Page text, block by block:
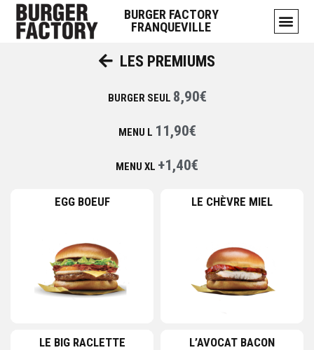
BURGER FACTORY
FRANQUEVILLE
LES PREMIUMS
BURGER SEUL 8,90€
MENU L 11,90€
MENU XL +1,40€
EGG BOEUF LE CHÈVRE MIEL
LE BIG RACLETTE L’AVOCAT BACON